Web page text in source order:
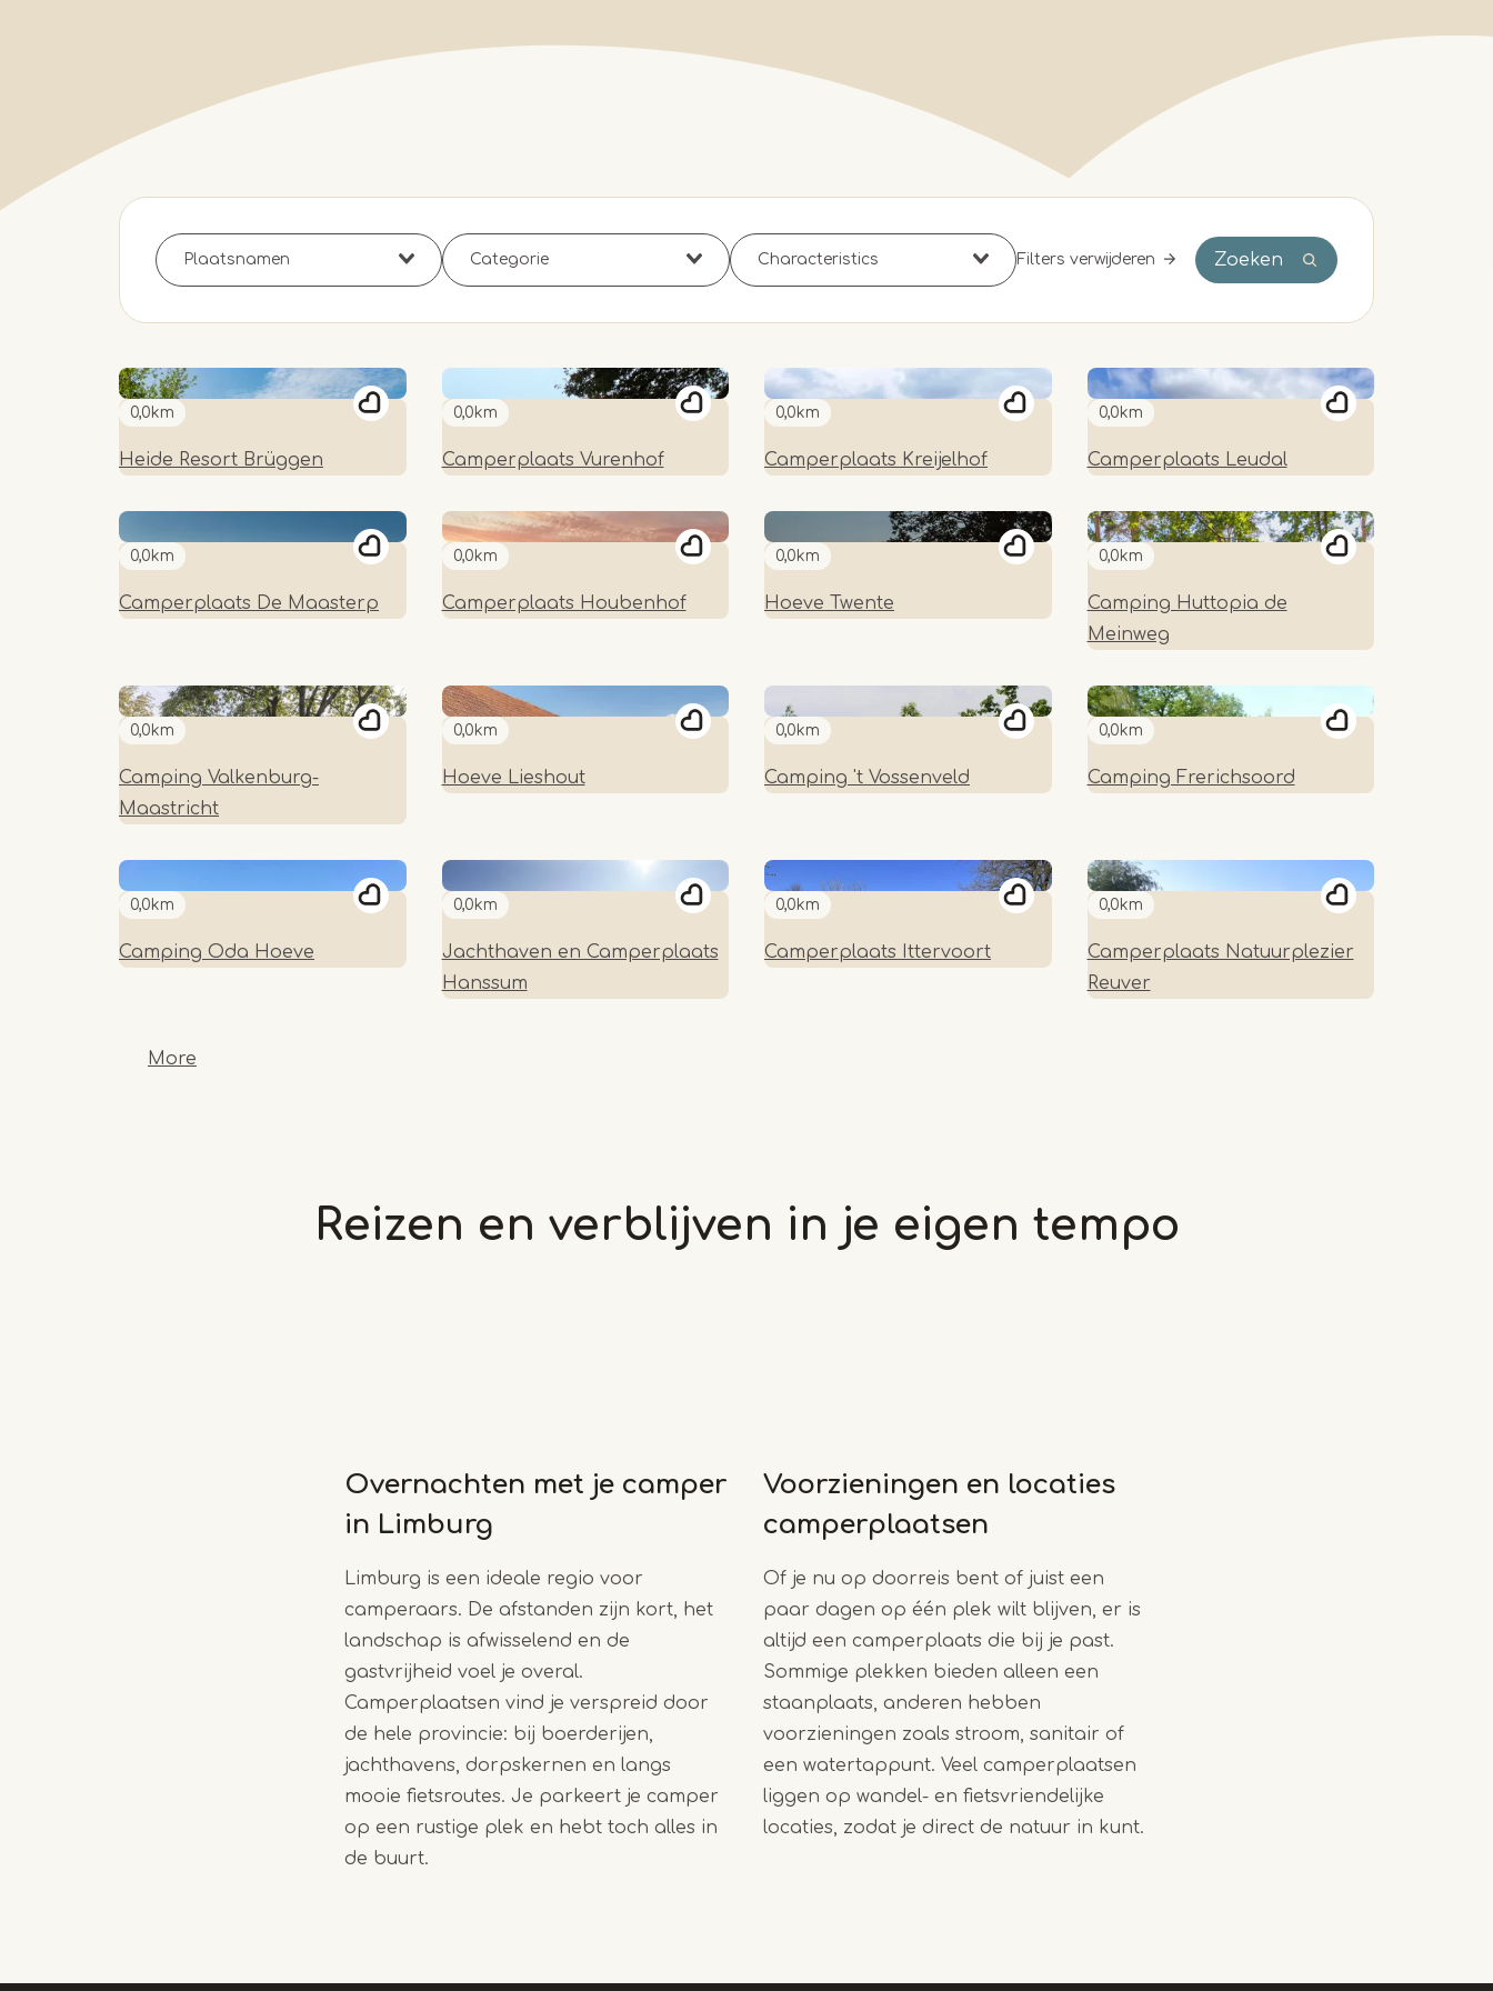
Filters verwijderen Zoeken
0,0km
Heide Resort Brüggen
0,0km
Camperplaats Vurenhof
0,0km
Camperplaats Kreijelhof
0,0km
Camperplaats Leudal
0,0km
Camperplaats De Maasterp
0,0km
Camperplaats Houbenhof
0,0km
Hoeve Twente
0,0km
Camping Huttopia de
Meinweg
0,0km
Camping Valkenburg-
Maastricht
0,0km
Hoeve Lieshout
0,0km
Camping 't Vossenveld
0,0km
Camping Frerichsoord
0,0km
Camping Oda Hoeve
0,0km
Jachthaven en Camperplaats
Hanssum
0,0km
Camperplaats Ittervoort
0,0km
Camperplaats Natuurplezier
Reuver
More
Reizen en verblijven in je eigen tempo
Overnachten met je camper
in Limburg
Limburg is een ideale regio voor
camperaars. De afstanden zijn kort, het
landschap is afwisselend en de
gastvrijheid voel je overal.
Camperplaatsen vind je verspreid door
de hele provincie: bij boerderijen,
jachthavens, dorpskernen en langs
mooie fietsroutes. Je parkeert je camper
op een rustige plek en hebt toch alles in
de buurt.
Voorzieningen en locaties
camperplaatsen
Of je nu op doorreis bent of juist een
paar dagen op één plek wilt blijven, er is
altijd een camperplaats die bij je past.
Sommige plekken bieden alleen een
staanplaats, anderen hebben
voorzieningen zoals stroom, sanitair of
een watertappunt. Veel camperplaatsen
liggen op wandel- en fietsvriendelijke
locaties, zodat je direct de natuur in kunt.